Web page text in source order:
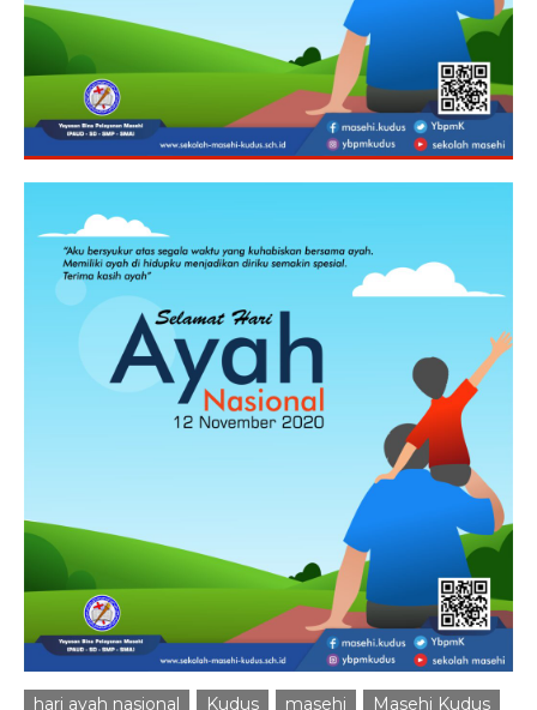
hari ayah nasional Kudus masehi
Masehi Kudus